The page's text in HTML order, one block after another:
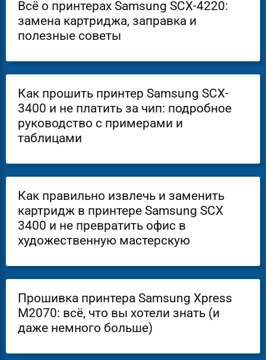
Всё о принтерах Samsung SCX-4220:
замена картриджа, заправка и
полезные советы
Как прошить принтер Samsung SCX-
3400 и не платить за чип: подробное
руководство с примерами и
таблицами
Как правильно извлечь и заменить
картридж в принтере Samsung SCX
3400 и не превратить офис в
художественную мастерскую
Прошивка принтера Samsung Xpress
M2070: всё, что вы хотели знать (и
даже немного больше)